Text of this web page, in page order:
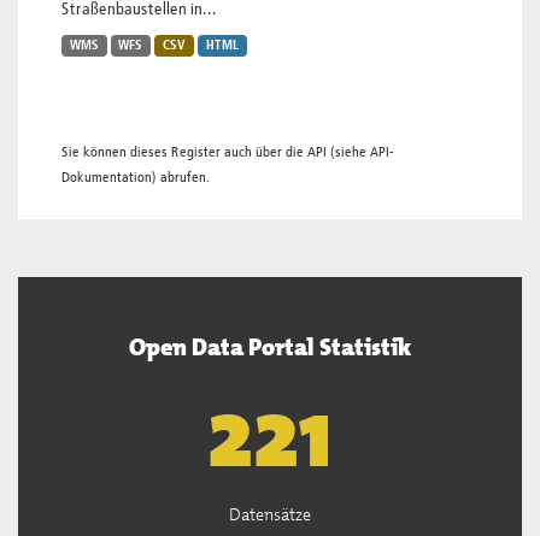
Straßenbaustellen in...
WMS WFS CSV HTML
Sie können dieses Register auch über die API (siehe API-
Dokumentation) abrufen.
Open Data Portal Statistik
222
Datensätze